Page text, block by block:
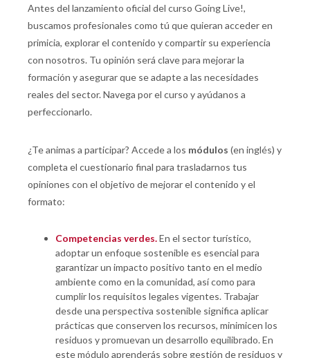
Antes del lanzamiento oficial del curso Going Live!,
buscamos profesionales como tú que quieran acceder en
primicia, explorar el contenido y compartir su experiencia
con nosotros. Tu opinión será clave para mejorar la
formación y asegurar que se adapte a las necesidades
reales del sector. Navega por el curso y ayúdanos a
perfeccionarlo.
¿Te animas a participar? Accede a los módulos (en inglés) y
completa el cuestionario final para trasladarnos tus
opiniones con el objetivo de mejorar el contenido y el
formato:
Competencias verdes.En el sector turístico,
adoptar un enfoque sostenible es esencial para
garantizar un impacto positivo tanto en el medio
ambiente como en la comunidad, así como para
cumplir los requisitos legales vigentes. Trabajar
desde una perspectiva sostenible significa aplicar
prácticas que conserven los recursos, minimicen los
residuos y promuevan un desarrollo equilibrado. En
este módulo aprenderás sobre gestión de residuos y